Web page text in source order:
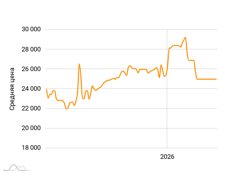
Средняя цена 18 000
18 000
20 000
22 000
24 000
26 000
28 000
30 000
2026